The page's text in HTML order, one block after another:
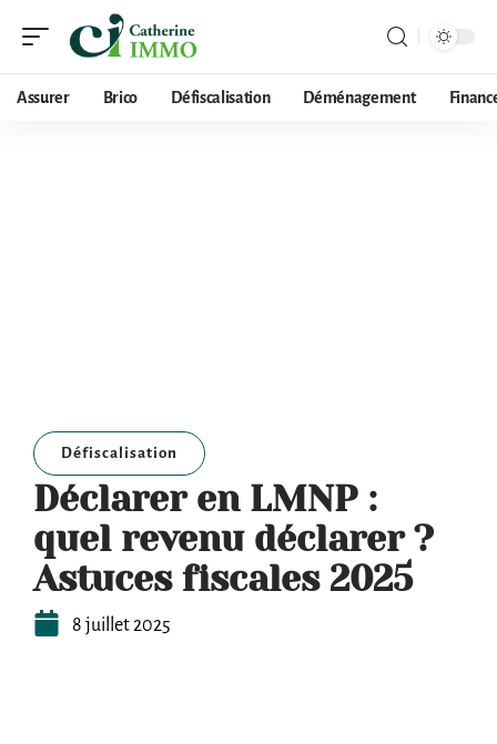
Assurer Brico Défiscalisation Déménagement
Défiscalisation
Déclarer en LMNP :
quel revenu déclarer ?
Astuces fiscales 2025
8 juillet 2025